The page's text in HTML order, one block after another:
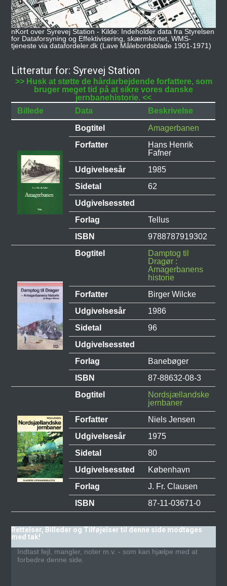
nKort over Syrevej Station - Kilde: Indeholder data fra Styrelsen
for Dataforsyning og Effektivisering, skærmkortet, WMS-
tjeneste via datafordeler.dk (Lave Målebordsblade 1901-1971)
Litteratur for: Syrevej Station
>> Husk at støtte de hårdarbejdende forfattere, som
bruger meget tid på at sikre vores danske
jernbanehistorie. <<
Billede
Data
Beskrivelse
Bogtitel
Amagerbanen
Forfatter
Hans Henrik
Fafner
Udgivelsesår
1985
Sidetal
62
Udgivelsessted
Forlag
Tellus
ISBN
9788787919302
Bogtitel
Damptog til
Dragør :
Amagerbanens
historie
Forfatter
Birger Wilcke
Udgivelsesår
1986
Sidetal
96
Udgivelsessted
Forlag
Banebøger
ISBN
87-88632-08-3
Bogtitel
Nordsjællandske
jernbaner
Forfatter
Niels Jensen
Udgivelsesår
1975
Sidetal
80
Udgivelsessted
København
Forlag
J. Fr. Clausen
ISBN
87-11-03671-0
Rettelser, Billeder og Tilføjelser til denne side modtages
med tak!